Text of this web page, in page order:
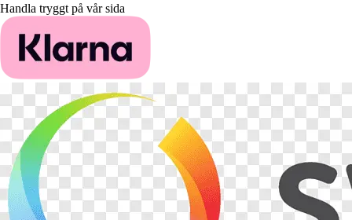
Handla tryggt på vår sida